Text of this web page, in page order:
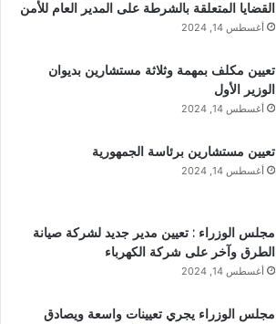
القضايا المتعلقة بالشرطة على المدير العام للأمن
أغسطس 14, 2024
تعيين مكلف بمهمة وثلاثة مستشارين بديوان
الوزير الأول
أغسطس 14, 2024
تعيين مستشارين برئاسة الجمهورية
أغسطس 14, 2024
مجلس الوزراء : تعيين مدير جديد لشركة صيانة
الطرق وآخر على شركة الكهرباء
أغسطس 14, 2024
مجلس الوزراء يجري تعيينات واسعة ويصادق